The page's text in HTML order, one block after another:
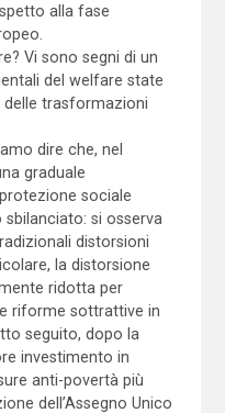
alla fase
Vi sono segni di un
del welfare state
delle trasformazioni
dire che, nel
graduale
sociale
si osserva
distorsioni
la distorsione
ridotta per
riforme sottrattive in
seguito, dopo la
investimento in
anti-povertà più
dell’Assegno Unico